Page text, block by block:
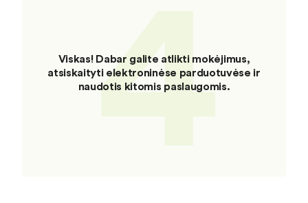
4
Viskas! Dabar galite atlikti mokėjimus,
atsiskaityti elektroninėse parduotuvėse ir
naudotis kitomis paslaugomis.